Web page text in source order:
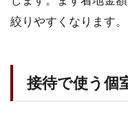
を
ら
こ
絞りやすくなります。
接待で使う個